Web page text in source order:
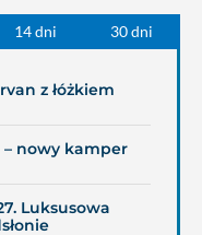
14 dni 30 dni
z łóżkiem
– nowy kamper
Luksusowa